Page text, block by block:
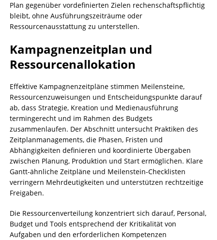
Plan gegenüber vordefinierten Zielen rechenschaftspflichtig
bleibt, ohne Ausführungszeiträume oder
Ressourcenausstattung zu unterstellen.
Kampagnenzeitplan und
Ressourcenallokation
Effektive Kampagnenzeitpläne stimmen Meilensteine,
Ressourcenzuweisungen und Entscheidungspunkte darauf
ab, dass Strategie, Kreation und Medienausführung
termingerecht und im Rahmen des Budgets
zusammenlaufen. Der Abschnitt untersucht Praktiken des
Zeitplanmanagements, die Phasen, Fristen und
Abhängigkeiten definieren und koordinierte Übergaben
zwischen Planung, Produktion und Start ermöglichen. Klare
Gantt-ähnliche Zeitpläne und Meilenstein-Checklisten
verringern Mehrdeutigkeiten und unterstützen rechtzeitige
Freigaben.
Die Ressourcenverteilung konzentriert sich darauf, Personal,
Budget und Tools entsprechend der Kritikalität von
Aufgaben und den erforderlichen Kompetenzen